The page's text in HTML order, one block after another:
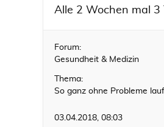
Alle 2 Wochen mal 3
Forum:
Gesundheit & Medizin
Thema:
So ganz ohne Probleme
03.04.2018, 08:03